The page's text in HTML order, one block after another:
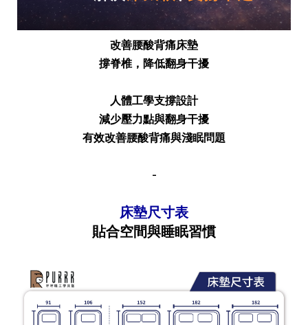
改善腰酸背痛床墊
撐脊椎，降低翻身干擾
人體工學支撐設計
減少壓力點與翻身干擾
有效改善腰酸背痛與淺眠問題
-
床墊尺寸表
貼合空間與睡眠習慣